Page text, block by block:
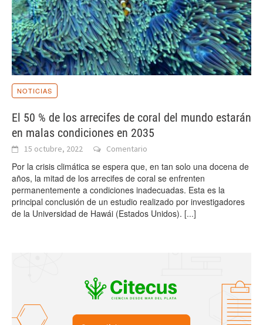
NOTICIAS
El 50 % de los arrecifes de coral del mundo estarán
en malas condiciones en 2035
15 octubre, 2022 Comentario
Por la crisis climática se espera que, en tan solo una docena de
años, la mitad de los arrecifes de coral se enfrenten
permanentemente a condiciones inadecuadas. Esta es la
principal conclusión de un estudio realizado por investigadores
de la Universidad de Hawái (Estados Unidos). [...]